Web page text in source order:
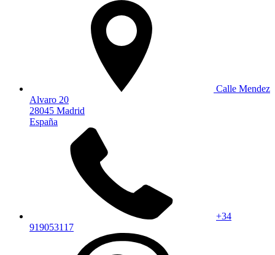
Calle Mendez
Alvaro 20
28045 Madrid
España
+34
919053117